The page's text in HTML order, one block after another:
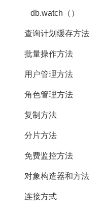
db.watch（）
查询计划缓存方法
批量操作方法
用户管理方法
角色管理方法
复制方法
分片方法
免费监控方法
对象构造器和方法
连接方式